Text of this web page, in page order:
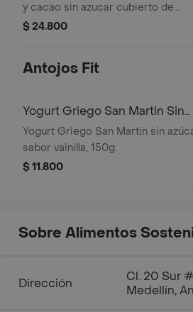
y cacao sin azucar cubierto de
chocolate recomendacion: calentar
$ 24.800
Antojos Fit
Yogurt Griego San Martin Sin
Azucar 150G
Yogurt Griego San Martin sin
sabor vainilla, 150g.
$ 11.800
Sobre Alimentos
Dirección
Cl. 20 Sur
Medellín,